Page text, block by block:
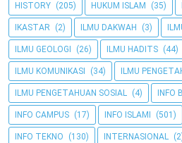
HISTORY (205) HUKUM ISLAM (35)
IKASTAR (2) ILMU DAKWAH (3)
ILMU GEOLOGI (26) ILMU HADITS (44)
ILMU KOMUNIKASI (34) ILMU
ILMU PENGETAHUAN SOSIAL (4) INFO
INFO CAMPUS (17) INFO ISLAMI (501)
INFO TEKNO (130) INTERNASIONAL